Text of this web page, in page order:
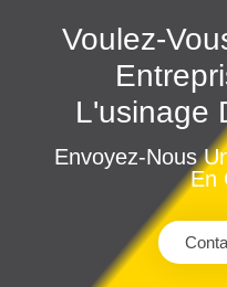
Voulez-
L'usinage
Envoyez-Nous
En